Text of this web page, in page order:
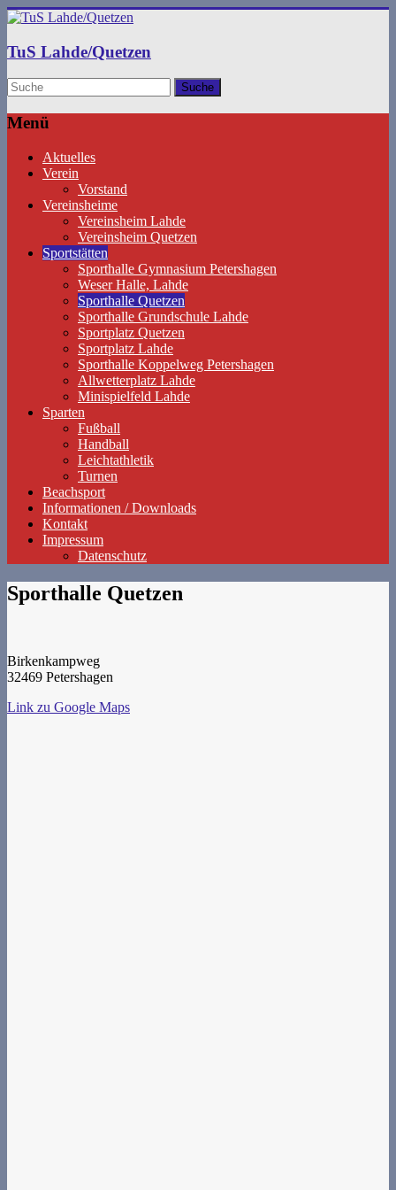
TuS Lahde/Quetzen
Menü
Aktuelles
Verein
Vorstand
Vereinsheime
Vereinsheim Lahde
Vereinsheim Quetzen
Sportstätten
Sporthalle Gymnasium Petershagen
Weser Halle, Lahde
Sporthalle Quetzen
Sporthalle Grundschule Lahde
Sportplatz Quetzen
Sportplatz Lahde
Sporthalle Koppelweg Petershagen
Allwetterplatz Lahde
Minispielfeld Lahde
Sparten
Fußball
Handball
Leichtathletik
Turnen
Beachsport
Informationen / Downloads
Kontakt
Impressum
Datenschutz
Sporthalle Quetzen
Birkenkampweg
32469 Petershagen
Link zu Google Maps